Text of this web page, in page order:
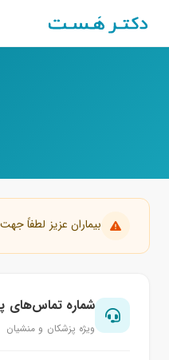
بیماران عزیز لطفاً
شماره تماس‌های
ویژه پزشکان و منشیان